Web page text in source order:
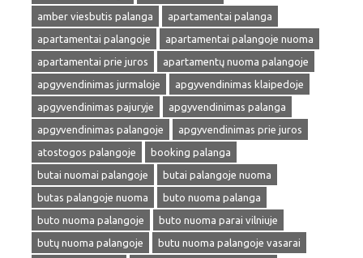
amber viesbutis palanga
apartamentai palanga
apartamentai palangoje
apartamentai palangoje nuoma
apartamentai prie juros
apartamentų nuoma palangoje
apgyvendinimas jurmaloje
apgyvendinimas klaipedoje
apgyvendinimas pajuryje
apgyvendinimas palanga
apgyvendinimas palangoje
apgyvendinimas prie juros
atostogos palangoje
booking palanga
butai nuomai palangoje
butai palangoje nuoma
butas palangoje nuoma
buto nuoma palanga
buto nuoma palangoje
buto nuoma parai vilniuje
butų nuoma palangoje
butu nuoma palangoje vasarai